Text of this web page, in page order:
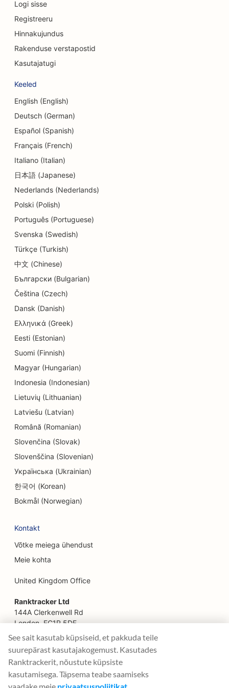
SEO valuutavahetusteenuste jaoks
SEO krediidiühistutele
SEO koogipoodidele
SEO tantsustuudiote jaoks
SEO võlanõustamise teenuste jaoks
SEO hambaravikliinikutele
SEO söögikohtadele
SEO dermabrasiooniteenuste jaoks
SEO detailide kauplustele
SEO Donut kauplustele
SEO keemilise puhastuse jaoks
SEO elektrikele
SEO elektroonikakauplustele
SEO endodontidele
SEO meelelahutuse ja vaba aja veetmise jaoks
SEO inseneribüroodele
EO etniliste restoranide jaoks
SEO Facelift teenuste jaoks
SEO pererestoranidele
SEO põllumajandusettevõtetest toidukohti
SEO finantsplaneerijatele
SEO finantsteenuste jaoks
SEO floristidele
SEO toiduautodele
SEO Prantsuse kondiitritöökodadele
Logi sisse
Registreeru
Hinnakujundus
Rakenduse verstapostid
Kasutajatugi
Keeled
English (English)
Deutsch (German)
Español (Spanish)
Français (French)
Italiano (Italian)
日本語 (Japanese)
Nederlands (Nederlands)
Polski (Polish)
Português (Portuguese)
Svenska (Swedish)
Türkçe (Turkish)
中文 (Chinese)
Български (Bulgarian)
Čeština (Czech)
Dansk (Danish)
Ελληνικά (Greek)
Eesti (Estonian)
Suomi (Finnish)
Magyar (Hungarian)
Indonesia (Indonesian)
Lietuvių (Lithuanian)
Latviešu (Latvian)
Română (Romanian)
Slovenčina (Slovak)
Slovenščina (Slovenian)
Українська (Ukrainian)
한국어 (Korean)
Bokmål (Norwegian)
Kontakt
Võtke meiega ühendust
Meie kohta
United Kingdom Office
Ranktracker Ltd
144A Clerkenwell Rd
London, EC1R 5DF
Company No: 08820809
felix@ranktracker.com
See sait kasutab küpsiseid, et pakkuda teile
suurepärast kasutajakogemust. Kasutades
Ranktrackerit, nõustute küpsiste
kasutamisega. Täpsema teabe saamiseks